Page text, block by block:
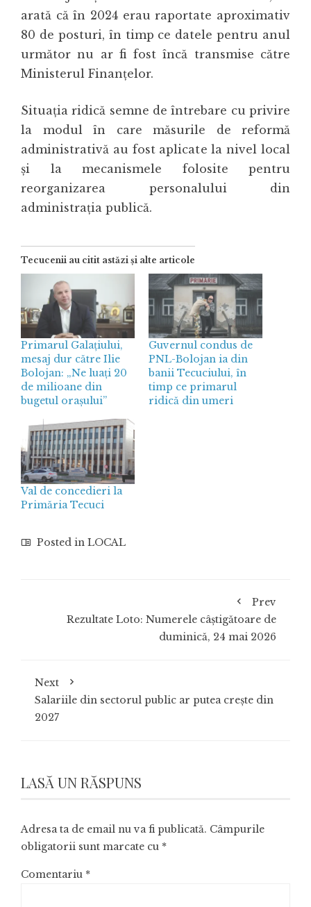
arată că în 2024 erau raportate aproximativ
80 de posturi, în timp ce datele pentru anul
următor nu ar fi fost încă transmise către
Ministerul Finanțelor.
Situația ridică semne de întrebare cu privire
la modul în care măsurile de reformă
administrativă au fost aplicate la nivel local
și la mecanismele folosite pentru
reorganizarea personalului din
administrația publică.
Tecucenii au citit astăzi și alte articole
Primarul Galațiului,
mesaj dur către Ilie
Bolojan: „Ne luați 20
de milioane din
bugetul orașului”
Guvernul condus de
PNL-Bolojan ia din
banii Tecuciului, în
timp ce primarul
ridică din umeri
Val de concedieri la
Primăria Tecuci
Posted in LOCAL
Prev
Rezultate Loto: Numerele câştigătoare de
duminică, 24 mai 2026
Next
Salariile din sectorul public ar putea crește din
2027
LASĂ UN RĂSPUNS
Adresa ta de email nu va fi publicată. Câmpurile
obligatorii sunt marcate cu *
Comentariu *